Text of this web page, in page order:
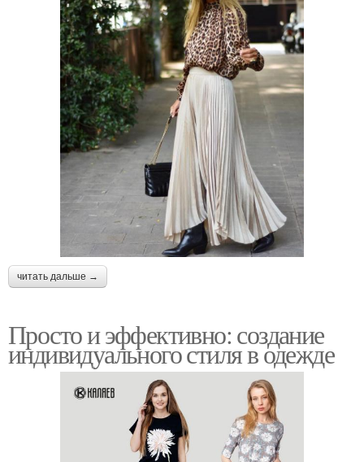
читать дальше →
Просто и эффективно: создание
индивидуального стиля в одежде